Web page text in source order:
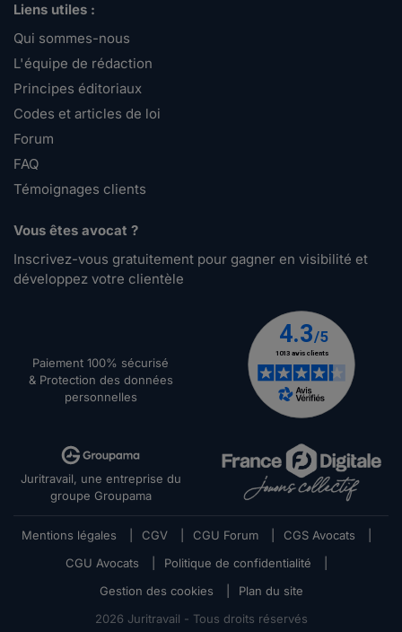
Liens utiles :
Qui sommes-nous
L'équipe de rédaction
Principes éditoriaux
Codes et articles de loi
Forum
FAQ
Témoignages clients
Vous êtes avocat ?
Inscrivez-vous gratuitement pour gagner en visibilité et
développez votre clientèle
Paiement 100% sécurisé
& Protection des données
personnelles
Juritravail, une entreprise du
groupe Groupama
Mentions légales CGV CGU Forum CGS Avocats
CGU Avocats
Politique de confidentialité
Gestion des cookies
Plan du site
2026 Juritravail - Tous droits réservés